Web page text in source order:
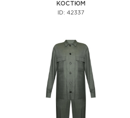
КОСТЮМ
ID: 42337